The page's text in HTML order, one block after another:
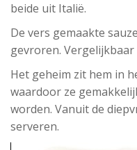
beide uit Italië.
De vers gemaakte
gevroren.
Het geheim zit hem in
waardoor ze
worden. Vanuit de
serveren.